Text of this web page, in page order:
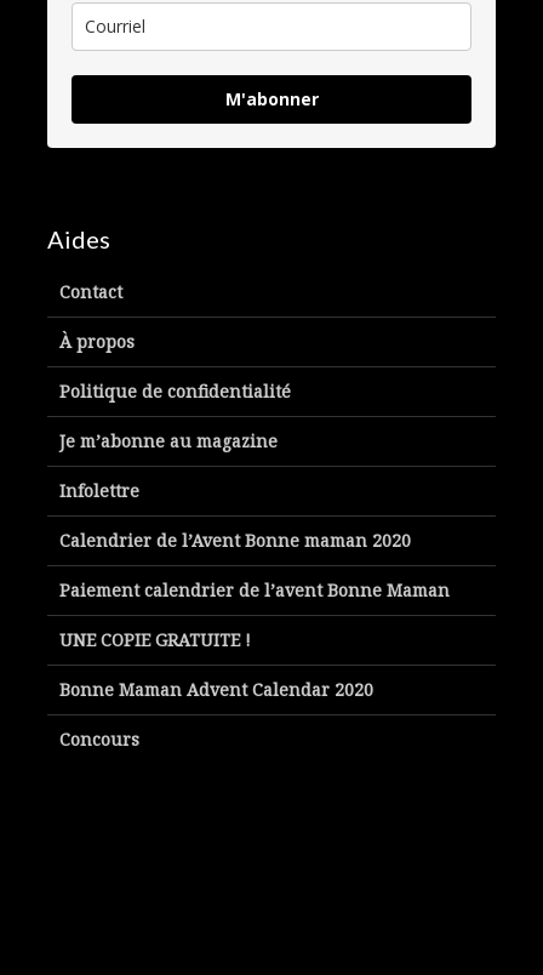
M'abonner
Aides
Contact
À propos
Politique de confidentialité
Je m’abonne au magazine
Infolettre
Calendrier de l’Avent Bonne maman 2020
Paiement calendrier de l’avent Bonne Maman
UNE COPIE GRATUITE !
Bonne Maman Advent Calendar 2020
Concours